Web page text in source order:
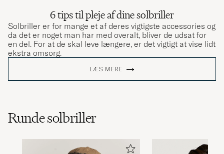
6 tips til pleje af dine solbriller
Solbriller er for mange et af deres vigtigste accessories og
da det er noget man har med overalt, bliver de udsat for
en del. For at de skal leve længere, er det vigtigt at vise lidt
ekstra omsorg.
LÆS MERE
Runde solbriller